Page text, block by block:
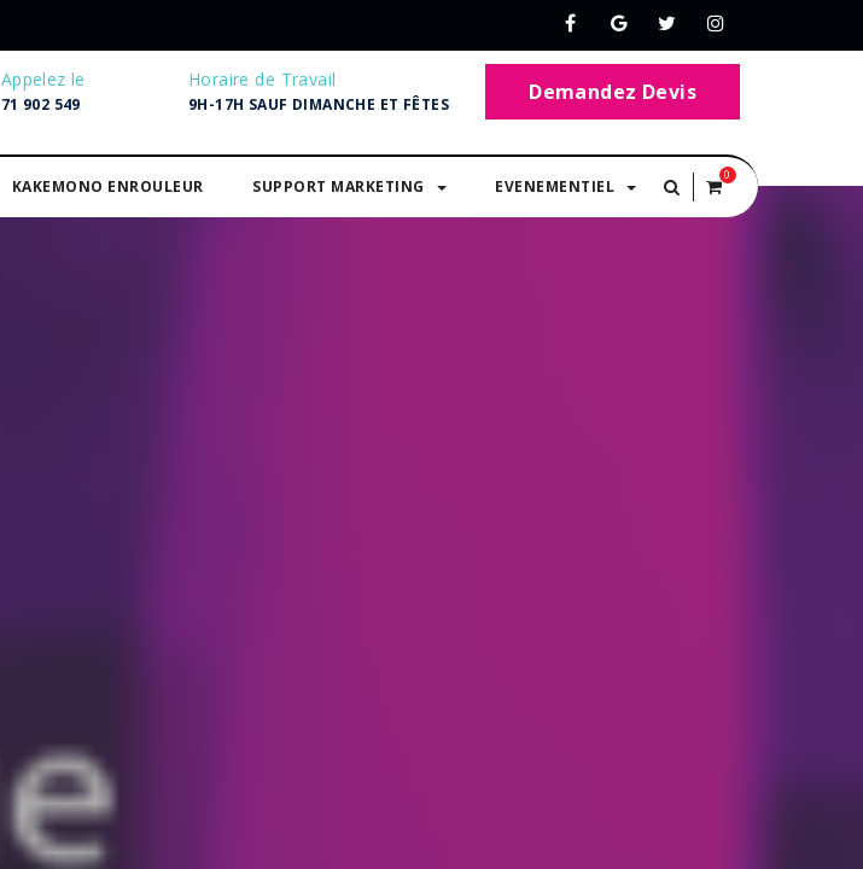
Appelez le
71 902 549
Horaire de Travail
9H-17H SAUF DIMANCHE ET FÊTES Demandez Devis
KAKEMONO ENROULEUR SUPPORT MARKETING EVENEMENTIEL
0